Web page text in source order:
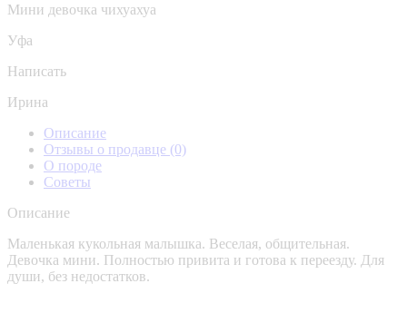
Мини девочка чихуахуа
Уфа
Написать
Ирина
Описание
Отзывы о продавце (0)
О породе
Советы
Описание
Маленькая кукольная малышка. Веселая, общительная.
Девочка мини. Полностью привита и готова к переезду. Для
души, без недостатков.